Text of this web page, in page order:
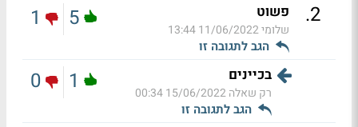
2
. פשוט
שלומי11/06/2022 13:44
הגב לתגובה זו
5
1
בכיינים
רק שאלה15/06/2022 00:34
הגב לתגובה זו
1
0